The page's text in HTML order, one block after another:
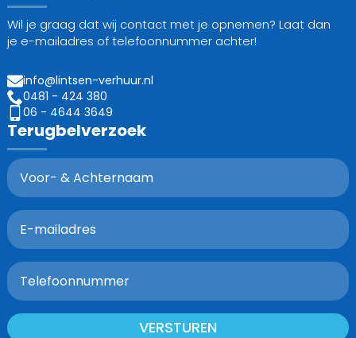
Wil je graag dat wij contact met je opnemen? Laat dan
je e-mailadres of telefoonnummer achter!
info@lintsen-verhuur.nl
0481 - 424 380
06 - 4644 3649
Terugbelverzoek
VERSTUREN